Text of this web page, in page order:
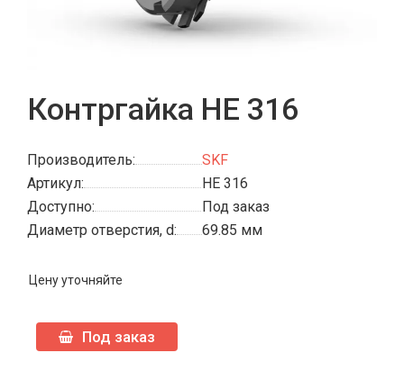
Контргайка HE 316
Производитель:
SKF
Артикул:
HE 316
Доступно:
Под заказ
Диаметр отверстия, d:
69.85 мм
Цену уточняйте
Под заказ